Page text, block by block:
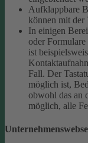
Aufklappbare
können mit der
In einigen
oder Formulare
ist
Fall. Der
möglich ist,
obwohl das an
möglich, alle